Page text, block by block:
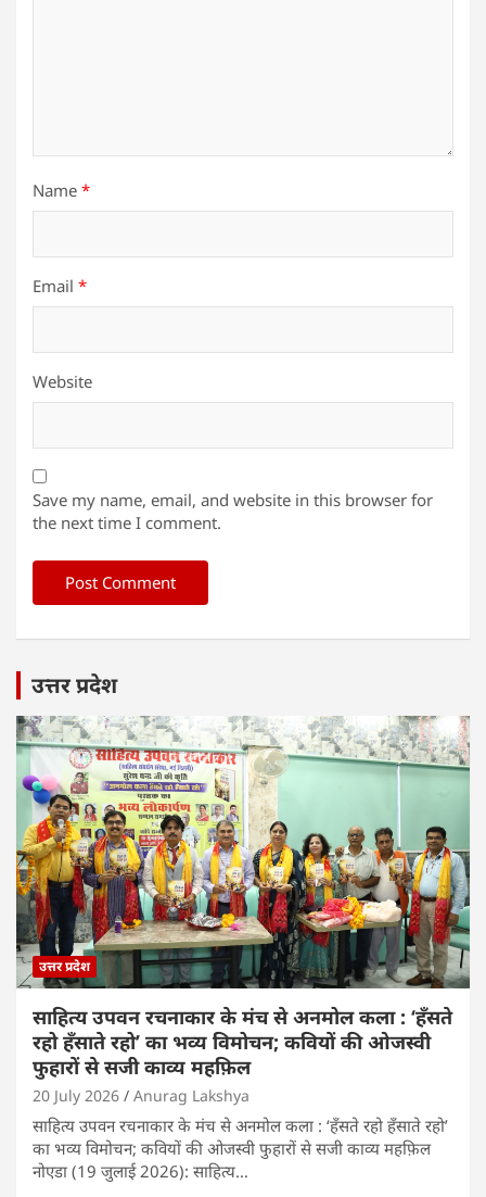
Name *
Email *
Website
Save my name, email, and website in this browser for
the next time I comment.
उत्तर प्रदेश
उत्तर प्रदेश
साहित्य उपवन रचनाकार के मंच से अनमोल कला : ‘हॅंसते
रहो हॅंसाते रहो’ का भव्य विमोचन; कवियों की ओजस्वी
फुहारों से सजी काव्य महफ़िल
20 July 2026 Anurag Lakshya
साहित्य उपवन रचनाकार के मंच से अनमोल कला : ‘हॅंसते रहो हॅंसाते रहो’
का भव्य विमोचन; कवियों की ओजस्वी फुहारों से सजी काव्य महफ़िल
नोएडा (19 जुलाई 2026): साहित्य…